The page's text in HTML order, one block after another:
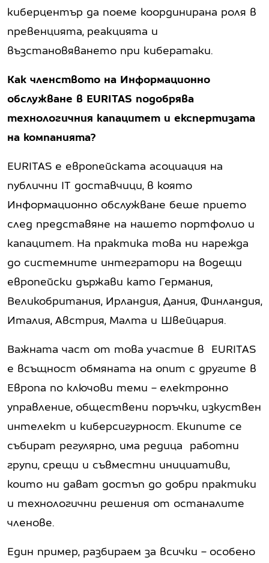
киберцентър да поеме координирана роля в
превенцията, реакцията и
възстановяването при кибератаки.
Как членството на Информационно
обслужване в EURITAS подобрява
технологичния капацитет и експертизата
на компанията?
EURITAS е европейската асоциация на
публични IT доставчици, в която
Информационно обслужване беше прието
след представяне на нашето портфолио и
капацитет. На практика това ни нарежда
до системните интегратори на водещи
европейски държави като Германия,
Великобритания, Ирландия, Дания, Финландия,
Италия, Австрия, Малта и Швейцария.
Важната част от това участие в EURITAS
е всъщност обмяната на опит с другите в
Европа по ключови теми – електронно
управление, обществени поръчки, изкуствен
интелект и киберсигурност. Екипите се
събират регулярно, има редица работни
групи, срещи и съвместни инициативи,
които ни дават достъп до добри практики
и технологични решения от останалите
членове.
Един пример, разбираем за всички – особено